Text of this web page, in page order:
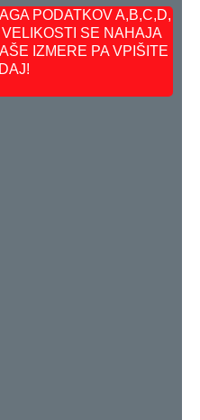
PODATKOV A,B,C,D,
SE NAHAJA
IZMERE PA VPIŠITE